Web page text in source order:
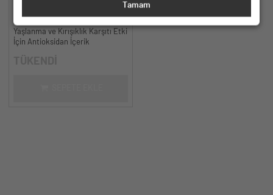
%0.5 Serum, Yaşlanma ve
Kırışıklık Karşıtı - 30 ml.
Yaşlanma ve Kırışıklık Karşıtı Etki
İçin Antioksidan İçerik
Tamam